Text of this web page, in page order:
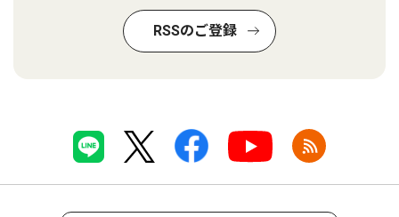
RSSのご登録